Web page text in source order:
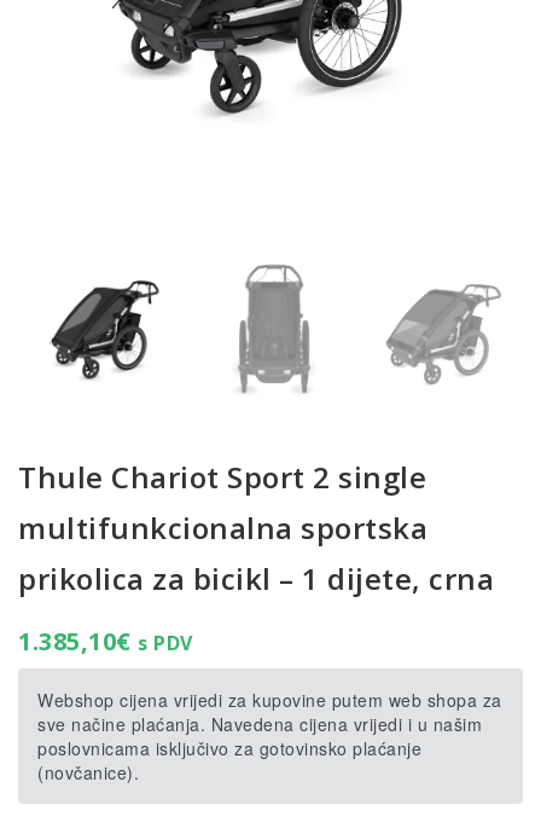
Thule Chariot Sport 2 single
multifunkcionalna sportska
prikolica za bicikl – 1 dijete, crna
1.385,10€ s PDV
Webshop cijena vrijedi za kupovine putem web shopa za
sve načine plaćanja. Navedena cijena vrijedi i u našim
poslovnicama isključivo za gotovinsko plaćanje
(novčanice).